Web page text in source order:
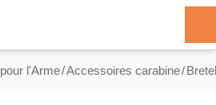
Rechercher
l'Arme Accessoires carabine